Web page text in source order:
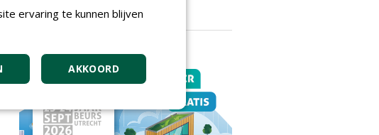
dakontwikkeling
ervaring te kunnen blijven
AKKOORD